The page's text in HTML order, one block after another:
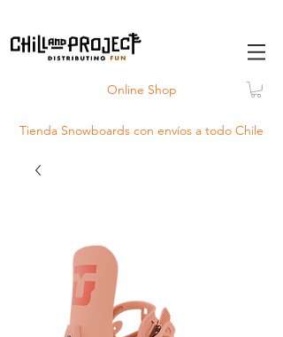
Online Shop
Tienda Snowboards con envíos a todo Chile